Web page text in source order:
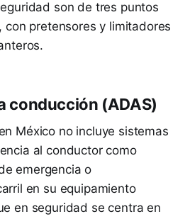
son de tres puntos
con pretensores y limitadores
conducción (ADAS)
México no incluye sistemas
al conductor como
emergencia o
en su equipamiento
en seguridad se centra en